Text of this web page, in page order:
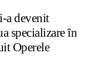
a devenit
specializare în
Operele